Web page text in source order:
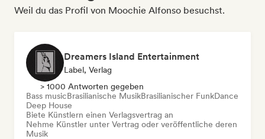
Weil du das Profil von Moochie Alfonso besuchst.
Dreamers Island Entertainment
Label, Verlag
> 1000 Antworten gegeben
Bass musicBrasilianische MusikBrasilianischer FunkDance
Deep House
Biete Künstlern einen Verlagsvertrag an
Nehme Künstler unter Vertrag oder veröffentliche deren
Musik